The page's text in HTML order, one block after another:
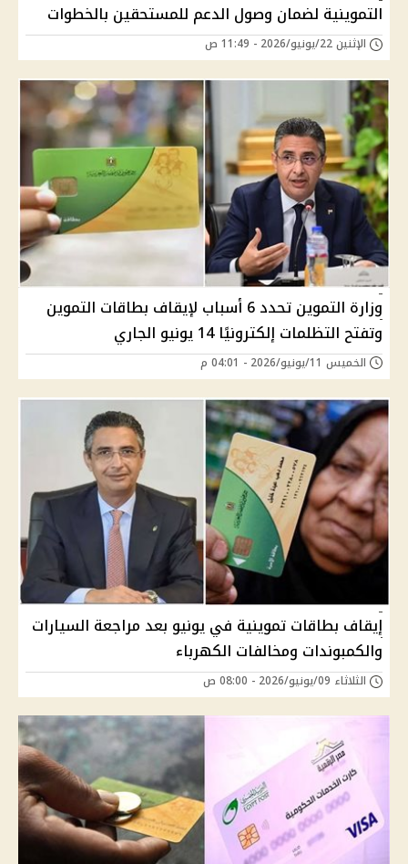
التموينية لضمان وصول الدعم للمستحقين بالخطوات
الإثنين 22/يونيو/2026 - 11:49 ص
وزارة التموين تحدد 6 أسباب لإيقاف بطاقات التموين
وتفتح التظلمات إلكترونيًا 14 يونيو الجاري
الخميس 11/يونيو/2026 - 04:01 م
إيقاف بطاقات تموينية في يونيو بعد مراجعة السيارات
والكمبوندات ومخالفات الكهرباء
الثلاثاء 09/يونيو/2026 - 08:00 ص